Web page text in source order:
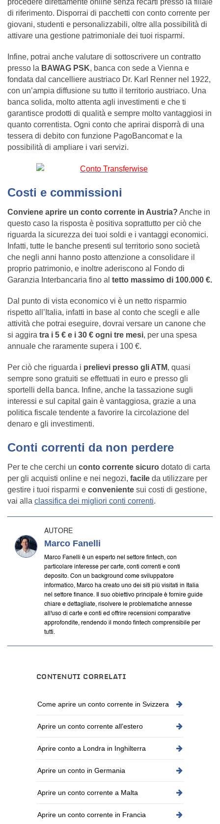
procedere direttamente online senza recarti presso la filiale
di riferimento. Disporrai di pacchetti con conto corrente per
giovani, studenti e personalizzabili, oltre alla possibilità di
attivare una gestione patrimoniale dei tuoi risparmi.
Infine, potrai anche valutare di sottoscrivere un contratto
presso la BAWAG PSK, banca con sede a Vienna e
fondata dal cancelliere austriaco Dr. Karl Renner nel 1922,
con un’ampia diffusione su tutto il territorio austriaco. Una
banca solida, molto attenta agli investimenti e che ti
garantisce prodotti di qualità e sempre molto vantaggiosi in
quanto correntista. Ogni conto che aprirai disporrà di una
tessera di debito con funzione PagoBancomat e la
possibilità di ampliare i vari servizi.
Costi e commissioni
Conviene aprire un conto corrente in Austria? Anche in
questo caso la risposta è positiva soprattutto per ciò che
riguarda la sicurezza dei tuoi soldi e i vantaggi economici.
Infatti, tutte le banche presenti sul territorio sono società
che negli anni hanno posto attenzione a consolidare il
proprio patrimonio, e inoltre aderiscono al Fondo di
Garanzia Interbancaria fino al tetto massimo di 100.000 €.
Dal punto di vista economico vi è un netto risparmio
rispetto all’Italia, infatti in base al conto che scegli e alle
attività che potrai eseguire, dovrai versare un canone che
si aggira tra i 5 € e i 30 € ogni tre mesi, per una spesa
annuale che raramente supera i 100 €.
Per ciò che riguarda i prelievi presso gli ATM, quasi
sempre sono gratuiti se effettuati in euro e presso gli
sportelli della banca. Infine, anche la tassazione sugli
interessi e sul capital gain è vantaggiosa, grazie a una
politica fiscale tendente a favorire la circolazione del
denaro e gli investimenti.
Conti correnti da non perdere
Per te che cerchi un conto corrente sicuro dotato di carta
per gli acquisti online e nei negozi, facile da utilizzare per
gestire i tuoi risparmi e conveniente sui costi di gestione,
vai alla classifica dei migliori conti correnti.
AUTORE
Marco Fanelli
Marco Fanelli è un esperto nel settore fintech, con
particolare interesse per carte, conti correnti e conti
deposito. Con un background come sviluppatore
informatico, Marco ha creato uno dei siti più visitati in Italia
nel settore finance. Il suo obiettivo principale è fornire guide
chiare e dettagliate, risolvere le problematiche annesse
all'uso di carte e conti ed offrire recensioni comparative
approfondite, rendendo il mondo fintech comprensibile per
tutti.
CONTENUTI CORRELATI
Come aprire un conto corrente in Svizzera
Aprire un conto corrente all’estero
Aprire conto a Londra in Inghilterra
Aprire un conto in Germania
Aprire un conto corrente a Malta
Aprire un conto corrente in Francia